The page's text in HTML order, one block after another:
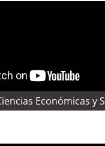
Económicas y